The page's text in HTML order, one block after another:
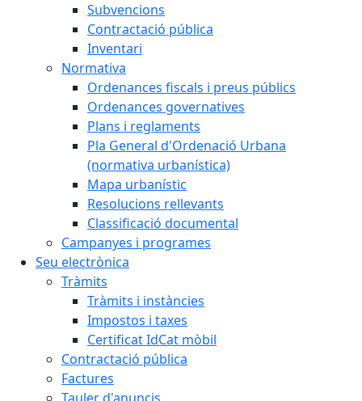
Subvencions
Contractació pública
Inventari
Normativa
Ordenances fiscals i preus públics
Ordenances governatives
Plans i reglaments
Pla General d'Ordenació Urbana
(normativa urbanística)
Mapa urbanístic
Resolucions rellevants
Classificació documental
Campanyes i programes
Seu electrònica
Tràmits
Tràmits i instàncies
Impostos i taxes
Certificat IdCat mòbil
Contractació pública
Factures